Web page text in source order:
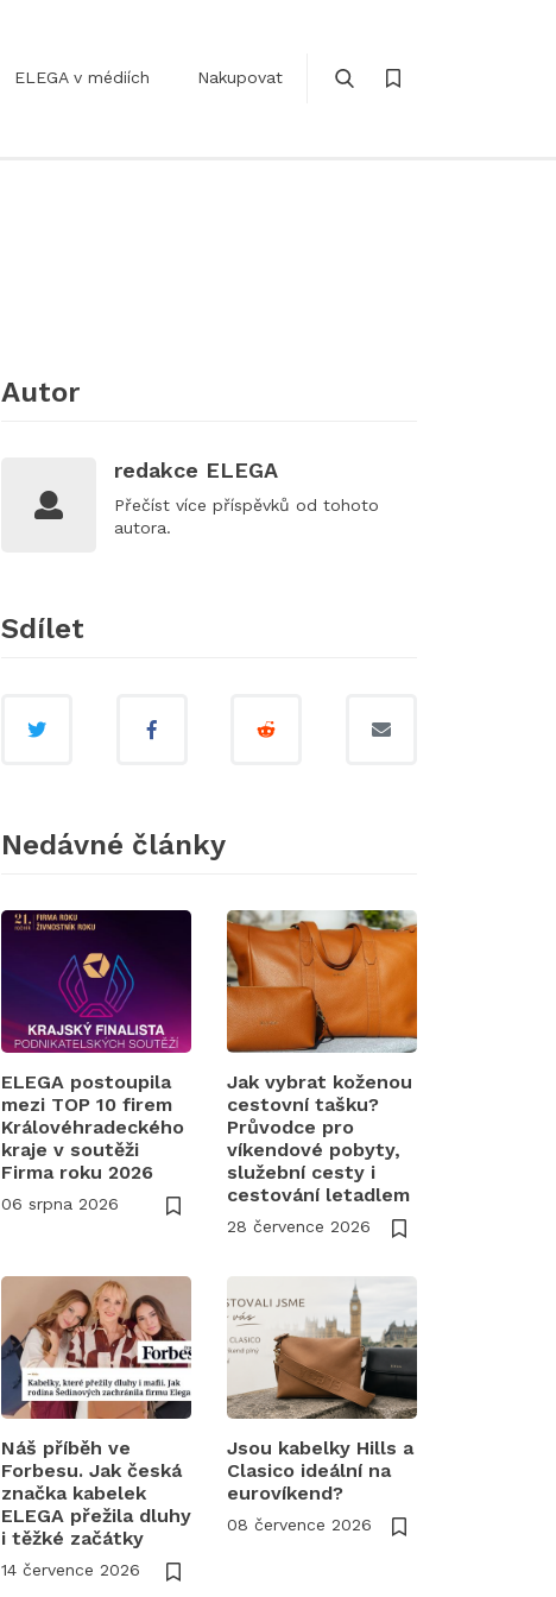
ELEGA v médiích Nakupovat
Autor
redakce ELEGA
Přečíst více příspěvků od tohoto
autora.
Sdílet
Nedávné články
ELEGA postoupila
mezi TOP 10 firem
Královéhradeckého
kraje v soutěži
Firma roku 2026
06 srpna 2026
Jak vybrat koženou
cestovní tašku?
Průvodce pro
víkendové pobyty,
služební cesty i
cestování letadlem
28 července 2026
Náš příběh ve
Forbesu. Jak česká
značka kabelek
ELEGA přežila dluhy
i těžké začátky
14 července 2026
Jsou kabelky Hills a
Clasico ideální na
eurovíkend?
08 července 2026